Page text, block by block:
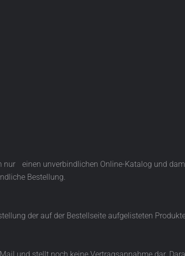
nur einen unverbindlichen Online-Katalog und
Bestellung.
der auf der Bestellseite aufgelisteten